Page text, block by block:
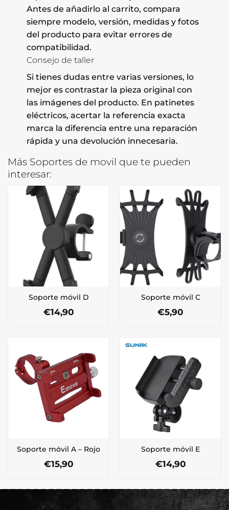
Antes de añadirlo al carrito, compara
siempre modelo, versión, medidas y fotos
del producto para evitar errores de
compatibilidad.
Consejo de taller
Si tienes dudas entre varias versiones, lo
mejor es contrastar la pieza original con
las imágenes del producto. En patinetes
eléctricos, acertar la referencia exacta
marca la diferencia entre una reparación
rápida y una devolución innecesaria.
Más Soportes de movil que te pueden
interesar:
Soporte móvil D
€14,90
Soporte móvil C
€5,90
Soporte móvil A – Rojo
€15,90
Soporte móvil E
€14,90